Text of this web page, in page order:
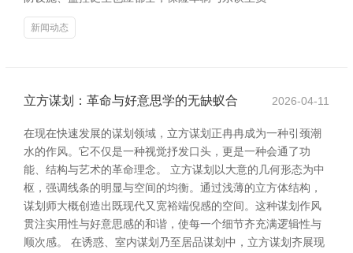
新闻动态
立方谋划：革命与好意思学的无缺蚁合 2026-04-11
在现在快速发展的谋划领域，立方谋划正冉冉成为一种引颈潮
水的作风。它不仅是一种视觉抒发口头，更是一种会通了功
能、结构与艺术的革命理念。 立方谋划以大意的几何形态为中
枢，强调线条的明显与空间的均衡。通过浅薄的立方体结构，
谋划师大概创造出既现代又宽裕端倪感的空间。这种谋划作风
贯注实用性与好意思感的和谐，使每一个细节齐充满逻辑性与
顺次感。 在诱惑、室内谋划乃至居品谋划中，立方谋划齐展现